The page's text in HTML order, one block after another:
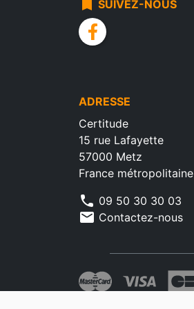
bookmark SUIVEZ-NOUS
facebook
ADRESSE
Certitude
15 rue Lafayette
57000 Metz
France métropolitaine
phone 09 50 30 30 03
mail Contactez-nous